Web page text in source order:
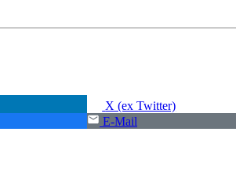
X (ex Twitter)
E-Mail